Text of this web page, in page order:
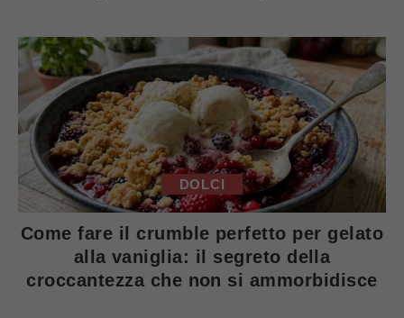
DOLCI
Come fare il crumble perfetto per gelato
alla vaniglia: il segreto della
croccantezza che non si ammorbidisce